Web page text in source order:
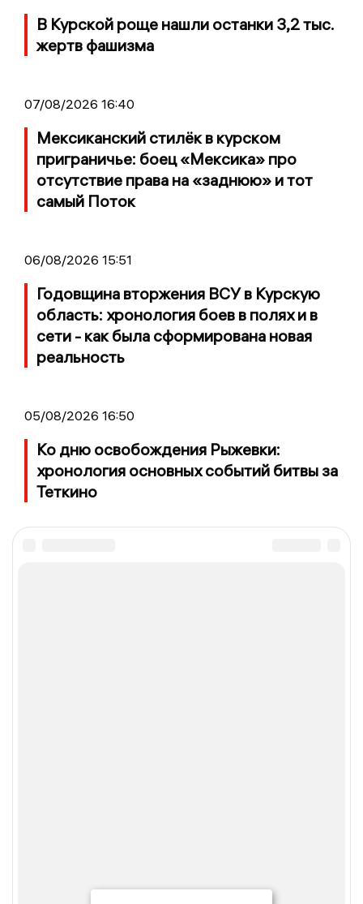
В Курской роще нашли останки 3,2 тыс.
жертв фашизма
07/08/2026 16:40
Мексиканский стилёк в курском
приграничье: боец «Мексика» про
отсутствие права на «заднюю» и тот
самый Поток
06/08/2026 15:51
Годовщина вторжения ВСУ в Курскую
область: хронология боев в полях и в
сети - как была сформирована новая
реальность
05/08/2026 16:50
Ко дню освобождения Рыжевки:
хронология основных событий битвы за
Теткино